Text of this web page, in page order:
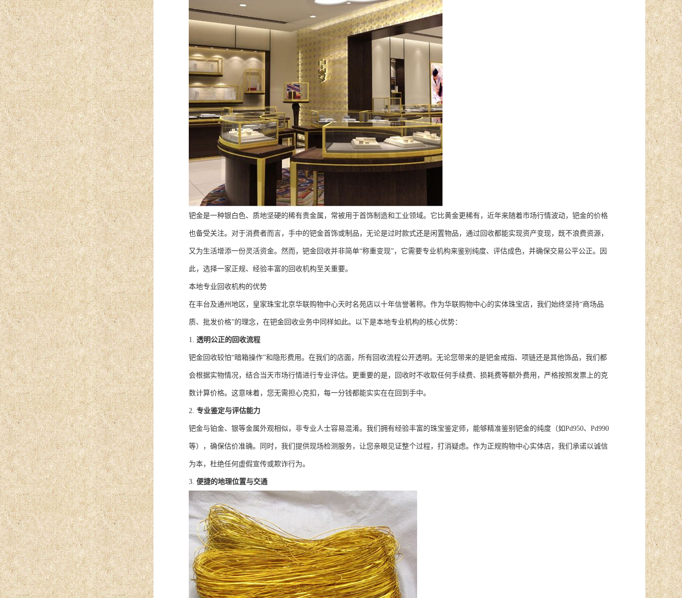
钯金是一种银白色、质地坚硬的稀有贵金属，常被用于首饰制造和工业领域。它比黄金更稀有，近年来随着市场行情波动，钯金的价格
也备受关注。对于消费者而言，手中的钯金首饰或制品，无论是过时款式还是闲置物品，通过回收都能实现资产变现，既不浪费资源，
又为生活增添一份灵活资金。然而，钯金回收并非简单“称重变现”，它需要专业机构来鉴别纯度、评估成色，并确保交易公平公正。因
此，选择一家正规、经验丰富的回收机构至关重要。
本地专业回收机构的优势
在丰台及通州地区，皇家珠宝北京华联购物中心天时名苑店以十年信誉著称。作为华联购物中心的实体珠宝店，我们始终坚持“商场品
质、批发价格”的理念，在钯金回收业务中同样如此。以下是本地专业机构的核心优势：
1. 透明公正的回收流程
钯金回收较怕“暗箱操作”和隐形费用。在我们的店面，所有回收流程公开透明。无论您带来的是钯金戒指、项链还是其他饰品，我们都
会根据实物情况，结合当天市场行情进行专业评估。更重要的是，回收时不收取任何手续费、损耗费等额外费用，严格按照发票上的克
数计算价格。这意味着，您无需担心克扣，每一分钱都能实实在在回到手中。
2. 专业鉴定与评估能力
钯金与铂金、银等金属外观相似，非专业人士容易混淆。我们拥有经验丰富的珠宝鉴定师，能够精准鉴别钯金的纯度（如Pd950、Pd990
等），确保估价准确。同时，我们提供现场检测服务，让您亲眼见证整个过程，打消疑虑。作为正规购物中心实体店，我们承诺以诚信
为本，杜绝任何虚假宣传或欺诈行为。
3. 便捷的地理位置与交通